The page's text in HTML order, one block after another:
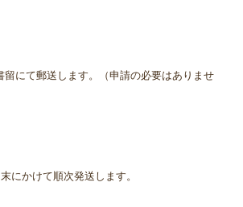
留にて郵送します。（申請の必要はありませ
にかけて順次発送します。